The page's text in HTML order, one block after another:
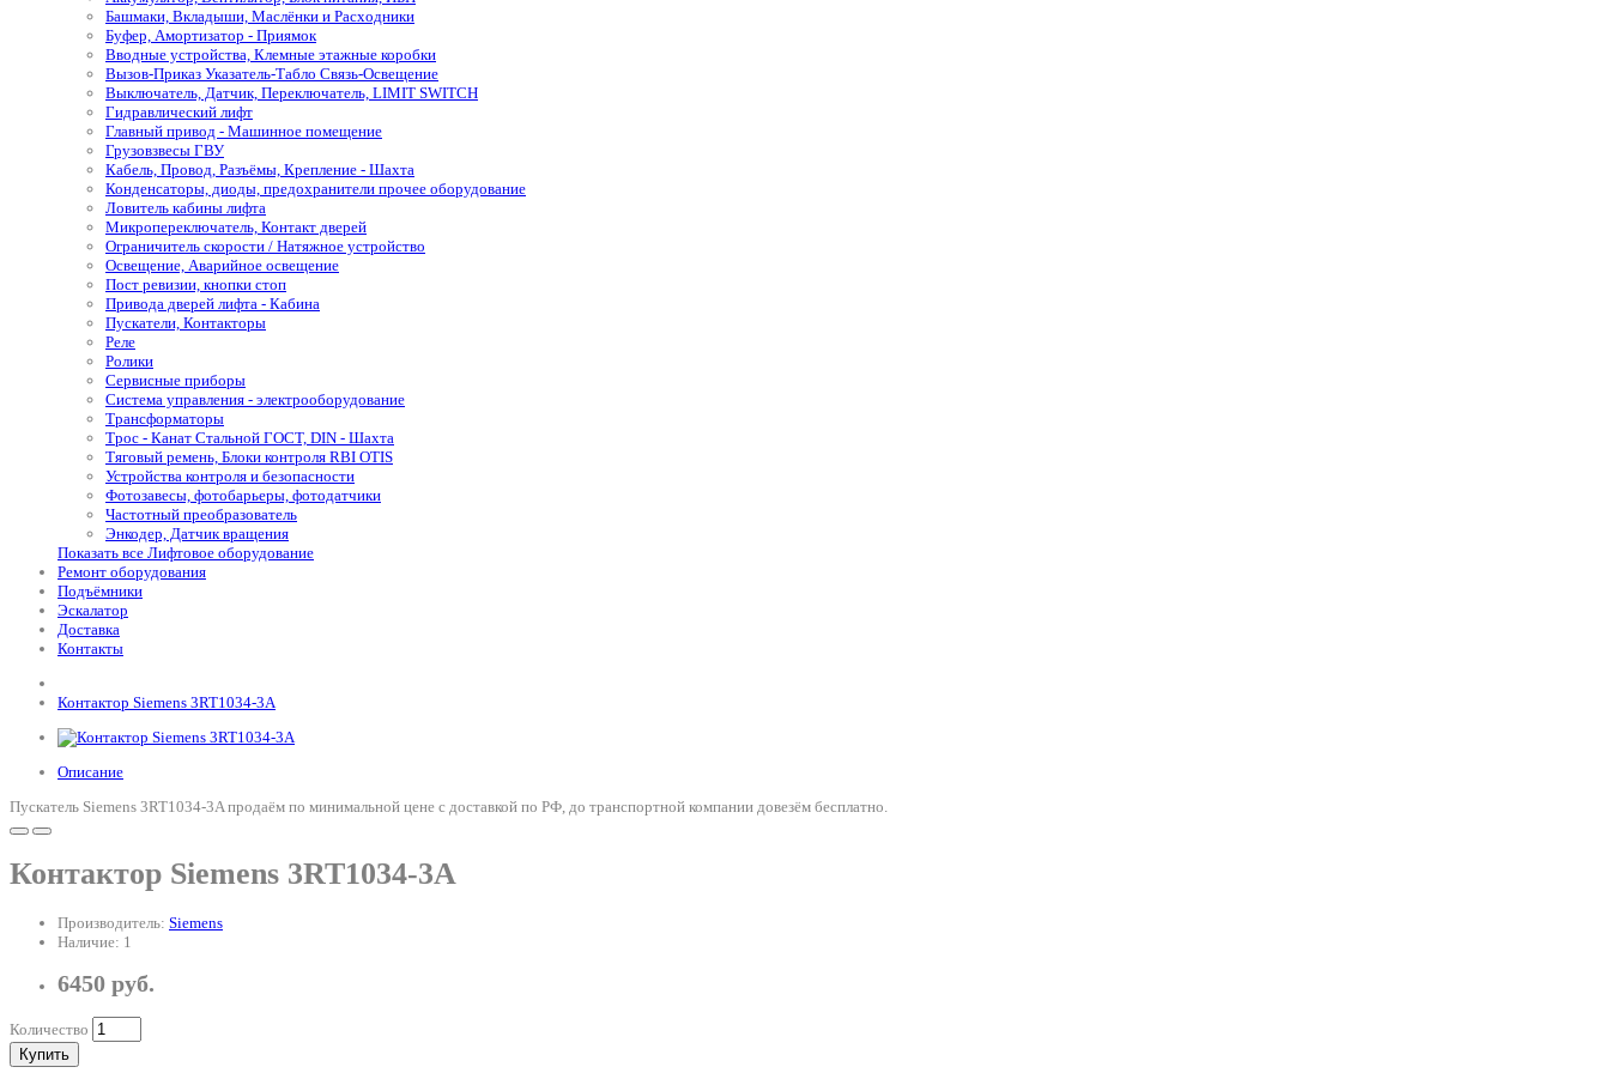
Башмаки, Вкладыши, Маслёнки и Расходники
Буфер, Амортизатор - Приямок
Вводные устройства, Клемные этажные коробки
Вызов-Приказ Указатель-Табло Связь-Освещение
Выключатель, Датчик, Переключатель, LIMIT SWITCH
Гидравлический лифт
Главный привод - Машинное помещение
Грузовзвесы ГВУ
Кабель, Провод, Разъёмы, Крепление - Шахта
Конденсаторы, диоды, предохранители прочее оборудование
Ловитель кабины лифта
Микропереключатель, Контакт дверей
Ограничитель скорости / Натяжное устройство
Освещение, Аварийное освещение
Пост ревизии, кнопки стоп
Привода дверей лифта - Кабина
Пускатели, Контакторы
Реле
Ролики
Сервисные приборы
Система управления - электрооборудование
Трансформаторы
Трос - Канат Стальной ГОСТ, DIN - Шахта
Тяговый ремень, Блоки контроля RBI OTIS
Устройства контроля и безопасности
Фотозавесы, фотобарьеры, фотодатчики
Частотный преобразователь
Энкодер, Датчик вращения
Показать все Лифтовое оборудование
Ремонт оборудования
Подъёмники
Эскалатор
Доставка
Контакты
Контактор Siemens 3RT1034-3A
Описание
Пускатель Siemens 3RT1034-3A продаём по минимальной цене с доставкой по РФ, до транспортной компании довезём бесплатно.
Контактор Siemens 3RT1034-3A
Производитель: Siemens
Наличие: 1
6450 руб.
Количество
Купить